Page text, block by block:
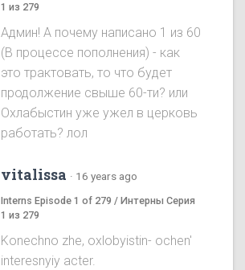
1 из 279
Админ! А почему написано 1 из 60
(В процессе пополнения) - как
это трактовать, то что будет
продолжение свыше 60-ти? или
Охлабыстин уже ужел в церковь
работать? лол
vitalissa · 16 years ago
Interns Episode 1 of 279 / Интерны Серия
1 из 279
Konechno zhe, oxlobyistin- ochen'
interesnyiy acter.